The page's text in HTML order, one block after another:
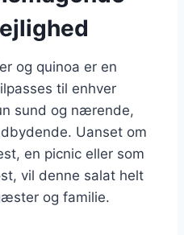
og quinoa er en
til enhver
sund og nærende,
Uanset om
en picnic eller som
vil denne salat helt
og familie.